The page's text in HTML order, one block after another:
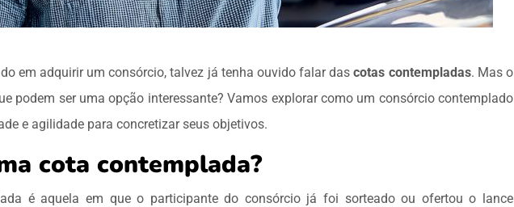
em adquirir um consórcio, talvez já tenha ouvido falar dascotas contempladas. Mas o
podem ser uma opção interessante? Vamos explorar como um consórcio contemplado
e agilidade para concretizar seus objetivos.
cota contemplada?
é aquela em que o participante do consórcio já foi sorteado ou ofertou o lance